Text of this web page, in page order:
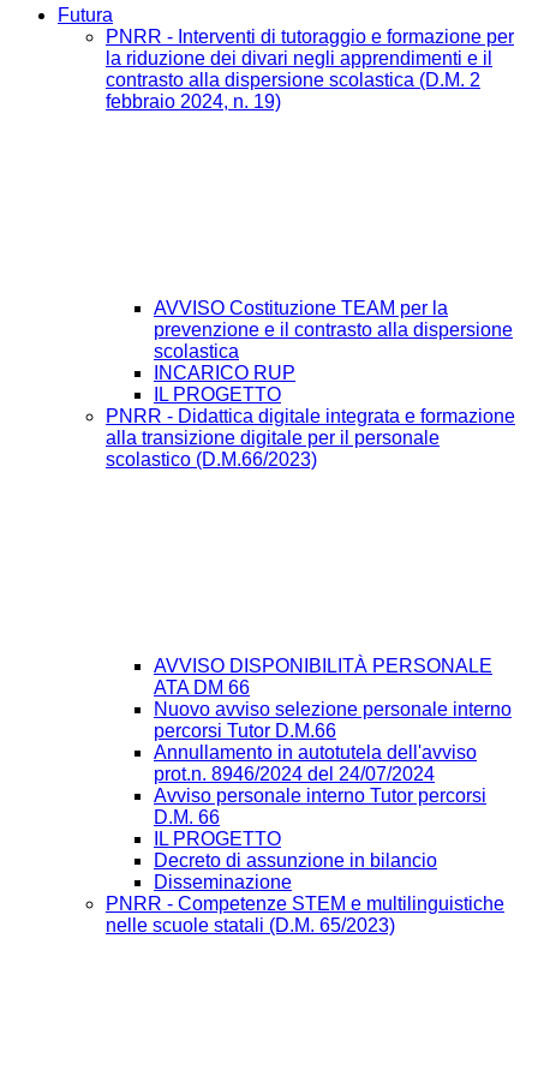
Futura
PNRR - Interventi di tutoraggio e formazione per
la riduzione dei divari negli apprendimenti e il
contrasto alla dispersione scolastica (D.M. 2
febbraio 2024, n. 19)
AVVISO Costituzione TEAM per la
prevenzione e il contrasto alla dispersione
scolastica
INCARICO RUP
IL PROGETTO
PNRR - Didattica digitale integrata e formazione
alla transizione digitale per il personale
scolastico (D.M.66/2023)
AVVISO DISPONIBILITÀ PERSONALE
ATA DM 66
Nuovo avviso selezione personale interno
percorsi Tutor D.M.66
Annullamento in autotutela dell'avviso
prot.n. 8946/2024 del 24/07/2024
Avviso personale interno Tutor percorsi
D.M. 66
IL PROGETTO
Decreto di assunzione in bilancio
Disseminazione
PNRR - Competenze STEM e multilinguistiche
nelle scuole statali (D.M. 65/2023)